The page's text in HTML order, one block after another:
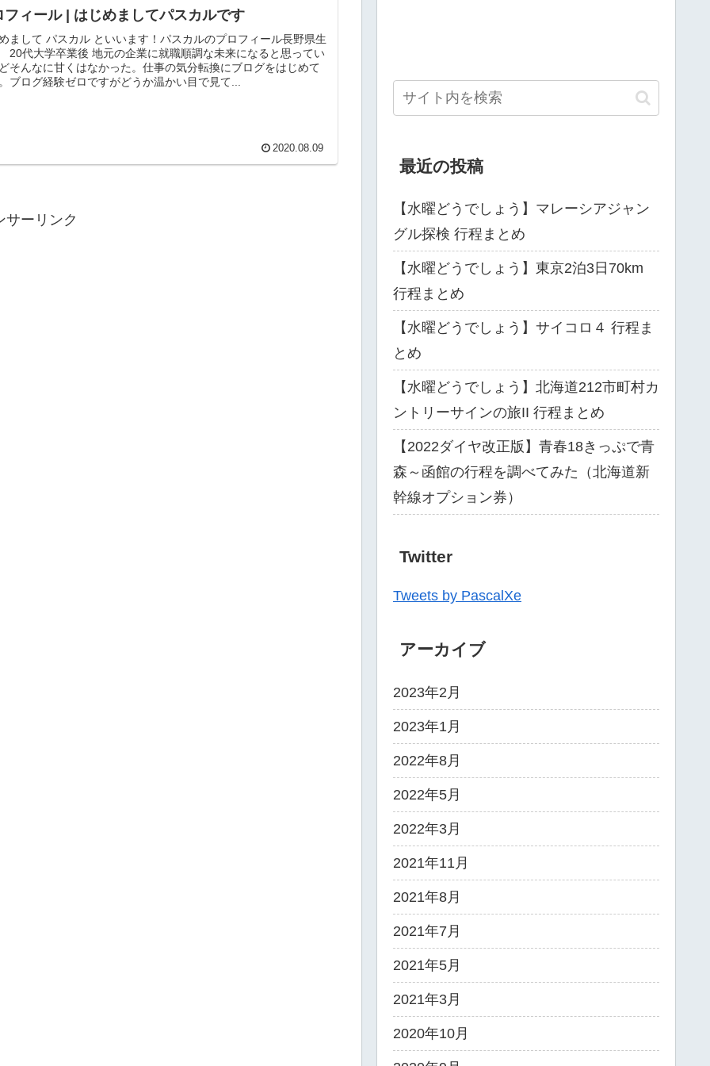
フィール | はじめましてパスカルです
まして パスカル といいます！パスカルのプロフィール長野県生
20代大学卒業後 地元の企業に就職順調な未来になると思ってい
そんなに甘くはなかった。仕事の気分転換にブログをはじめて
ブログ経験ゼロですがどうか温かい目で見て...
2020.08.09
サーリンク
最近の投稿
【水曜どうでしょう】マレーシアジャン
グル探検 行程まとめ
【水曜どうでしょう】東京2泊3日70km
行程まとめ
【水曜どうでしょう】サイコロ４ 行程ま
とめ
【水曜どうでしょう】北海道212市町村カ
ントリーサインの旅II 行程まとめ
【2022ダイヤ改正版】青春18きっぷで青
森～函館の行程を調べてみた（北海道新
幹線オプション券）
Twitter
Tweets by PascalXe
アーカイブ
2023年2月
2023年1月
2022年8月
2022年5月
2022年3月
2021年11月
2021年8月
2021年7月
2021年5月
2021年3月
2020年10月